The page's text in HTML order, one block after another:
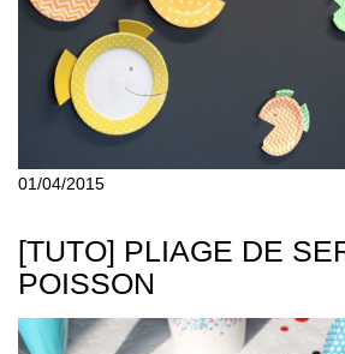
01/04/2015
[TUTO] PLIAGE DE
POISSON